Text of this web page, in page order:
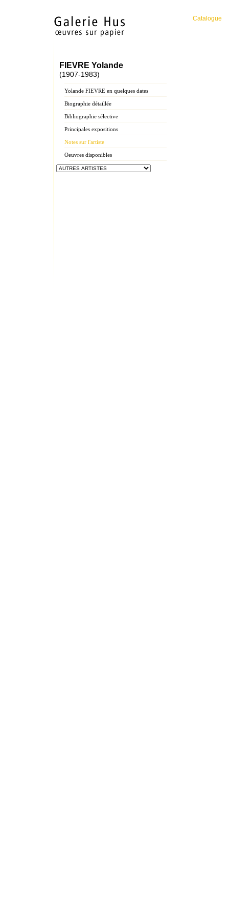
Catalogue
FIEVRE Yolande
(1907-1983)
Yolande FIEVRE en quelques dates
Biographie détaillée
Bibliographie sélective
Principales expositions
Notes sur l'artiste
Oeuvres disponibles